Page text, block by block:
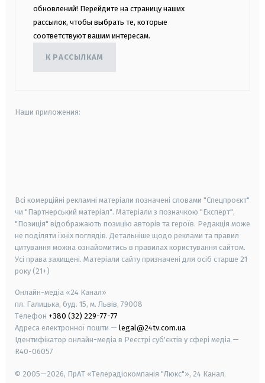
обновлений! Перейдите на страницу наших
рассылок, чтобы выбрать те, которые
соответствуют вашим интересам.
К РАССЫЛКАМ
Наши приложения:
Всі комерційні рекламні матеріали позначені словами "Спецпроєкт"
чи "Партнерський матеріал". Матеріали з позначкою "Експерт",
"Позиція" відображають позицію авторів та героїв. Редакція може
не поділяти їхніх поглядів. Детальніше щодо реклами та правил
цитування можна ознайомитись в правилах користування сайтом.
Усі права захищені. Матеріали сайту призначені для осіб старше 21
року (21+)
Онлайн-медіа «24 Канал»
пл. Галицька, буд. 15, м. Львів, 79008
Телефон +380 (32) 229-77-77
Адреса електронної пошти — legal@24tv.com.ua
Ідентифікатор онлайн-медіа в Реєстрі суб'єктів у сфері медіа —
R40-06057
© 2005—2026, ПрАТ «Телерадіокомпанія "Люкс"», 24 Канал.